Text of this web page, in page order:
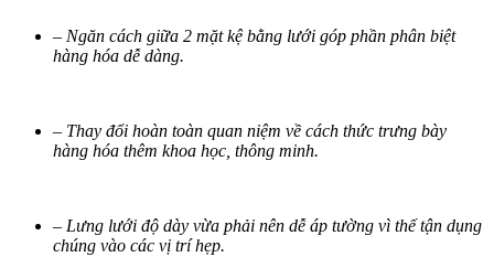
– Ngăn cách giữa 2 mặt kệ bằng lưới góp phần phân biệt
hàng hóa dễ dàng.
– Thay đổi hoàn toàn quan niệm về cách thức trưng bày
hàng hóa thêm khoa học, thông minh.
– Lưng lưới độ dày vừa phải nên dễ áp tường vì thế tận dụng
chúng vào các vị trí hẹp.